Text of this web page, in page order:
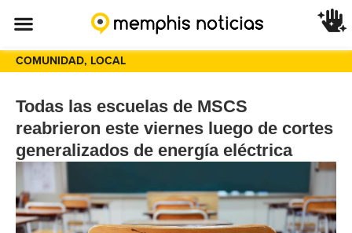
COMUNIDAD, LOCAL
Todas las escuelas de MSCS
reabrieron este viernes luego de cortes
generalizados de energía eléctrica